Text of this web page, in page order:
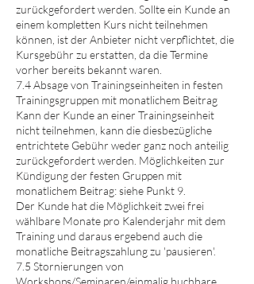
zurückgefordert werden. Sollte ein Kunde an
einem kompletten Kurs nicht teilnehmen
können, ist der Anbieter nicht verpflichtet, die
Kursgebühr zu erstatten, da die Termine
vorher bereits bekannt waren.
7.4 Absage von Trainingseinheiten in festen
Trainingsgruppen mit monatlichem Beitrag
Kann der Kunde an einer Trainingseinheit
nicht teilnehmen, kann die diesbezügliche
entrichtete Gebühr weder ganz noch anteilig
zurückgefordert werden. Möglichkeiten zur
Kündigung der festen Gruppen mit
monatlichem Beitrag: siehe Punkt 9.
Der Kunde hat die Möglichkeit zwei frei
wählbare Monate pro Kalenderjahr mit dem
Training und daraus ergebend auch die
monatliche Beitragszahlung zu 'pausieren'.
7.5 Stornierungen von
Workshops/Seminaren/einmalig buchbare